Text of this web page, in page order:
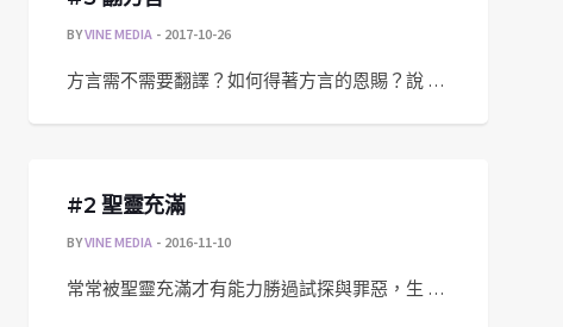
BYVINE MEDIA 2017-10-26
方言需不需要翻譯？如何得著方言的恩賜？說 …
#2 聖靈充滿
BYVINE MEDIA 2016-11-10
常常被聖靈充滿才有能力勝過試探與罪惡，生 …